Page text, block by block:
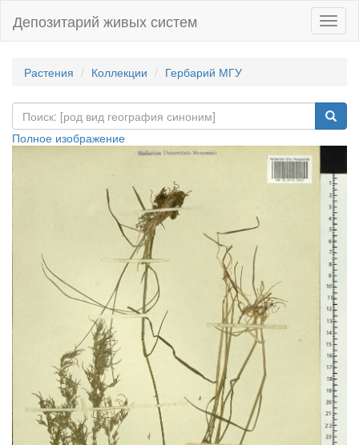
Депозитарий живых систем
Растения Коллекции Гербарий МГУ
Полное изображение